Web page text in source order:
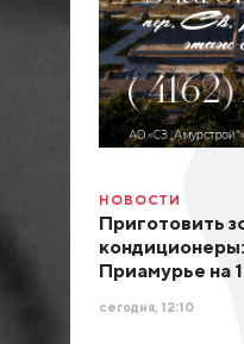
НОВОСТИ
Приготовить
Приамурье на
сегодня, 12:10